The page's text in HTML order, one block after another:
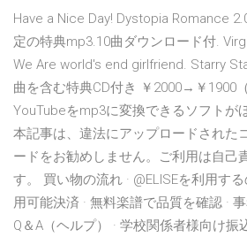
Have a Nice Day! Dystopia Romance
定の特典mp3.10曲ダウンロード付.
We Are world's end girlfriend. Starry
曲を含む特典CD付き ￥2000→￥1900
YouTubeをmp3に変換できるソフトが
本記事は、違法にアップロードされた
ードをお勧めしません。ご利用は自己
す。 買い物の流れ · @ELISEを利用す
用可能決済 · 無料楽譜で品質を確認 ·
Q＆A（ヘルプ） · 学校関係者様向け振